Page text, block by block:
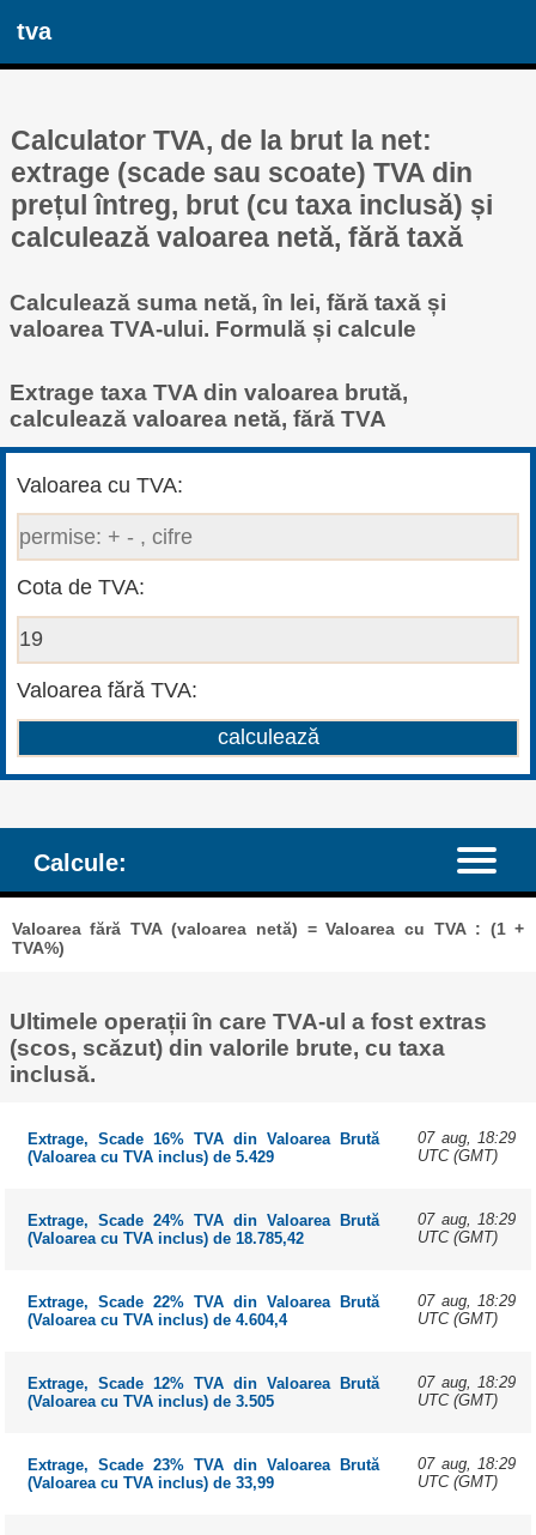
tva
Calculator TVA, de la brut la net:
extrage (scade sau scoate) TVA din
prețul întreg, brut (cu taxa inclusă) și
calculează valoarea netă, fără taxă
Calculează suma netă, în lei, fără taxă și
valoarea TVA-ului. Formulă și calcule
Extrage taxa TVA din valoarea brută,
calculează valoarea netă, fără TVA
Valoarea cu TVA:
Cota de TVA:
Valoarea fără TVA:
Calcule:
Valoarea fără TVA (valoarea netă) = Valoarea cu TVA : (1 +
TVA%)
Ultimele operații în care TVA-ul a fost extras
(scos, scăzut) din valorile brute, cu taxa
inclusă.
Extrage, Scade 16% TVA din Valoarea Brută
(Valoarea cu TVA inclus) de 5.429
07 aug, 18:29
UTC (GMT)
Extrage, Scade 24% TVA din Valoarea Brută
(Valoarea cu TVA inclus) de 18.785,42
07 aug, 18:29
UTC (GMT)
Extrage, Scade 22% TVA din Valoarea Brută
(Valoarea cu TVA inclus) de 4.604,4
07 aug, 18:29
UTC (GMT)
Extrage, Scade 12% TVA din Valoarea Brută
(Valoarea cu TVA inclus) de 3.505
07 aug, 18:29
UTC (GMT)
Extrage, Scade 23% TVA din Valoarea Brută
(Valoarea cu TVA inclus) de 33,99
07 aug, 18:29
UTC (GMT)